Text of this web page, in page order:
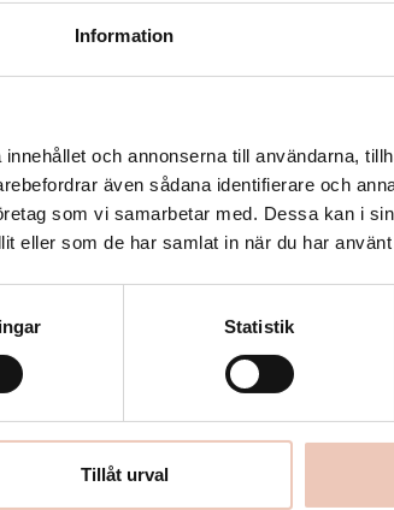
Information
och annonserna till användarna,
även sådana identifierare och
som vi samarbetar med. Dessa kan i
eller som de har samlat in när du har
Statistik
Tillåt urval
Laholm.
Utställningar
AIO Residens
Konstnärer
AIO Journal